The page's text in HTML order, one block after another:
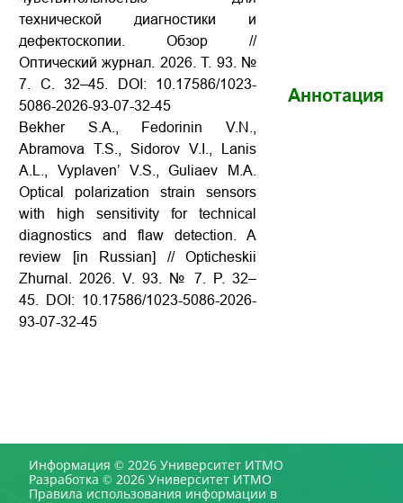
технической диагностики и
дефектоскопии. Обзор //
Оптический журнал. 2026. Т. 93. №
7. С. 32–45. DOI: 10.17586/1023-
5086-2026-93-07-32-45
Bekher S.A., Fedorinin V.N.,
Abramova T.S., Sidorov V.I., Lanis
A.L., Vyplaven’ V.S., Guliaev М.А.
Optical polarization strain sensors
with high sensitivity for technical
diagnostics and flaw detection. A
review [in Russian] // Opticheskii
Zhurnal. 2026. V. 93. № 7. P. 32–
45. DOI: 10.17586/1023-5086-2026-
93-07-32-45
Аннотация
Информация © 2026 Университет ИТМО
Разработка © 2026 Университет ИТМО
Правила использования информации в